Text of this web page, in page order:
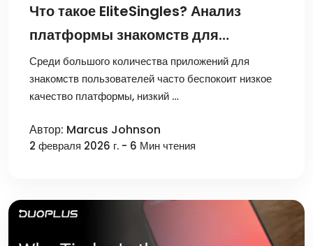
Что такое EliteSingles? Анализ
платформы знакомств для
профессионалов
Среди большого количества приложений для
знакомств пользователей часто беспокоит низкое
качество платформы, низкий …
Автор: Marcus Johnson
2 февраля 2026 г. - 6 Мин чтения